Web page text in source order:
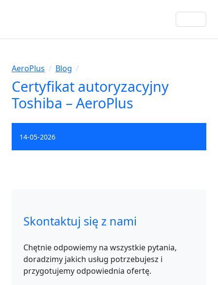
AeroPlus / Blog /
Certyfikat autoryzacyjny
Toshiba – AeroPlus
14-05-2026
Skontaktuj się z nami
Chętnie odpowiemy na wszystkie pytania,
doradzimy jakich usług potrzebujesz i
przygotujemy odpowiednia ofertę.